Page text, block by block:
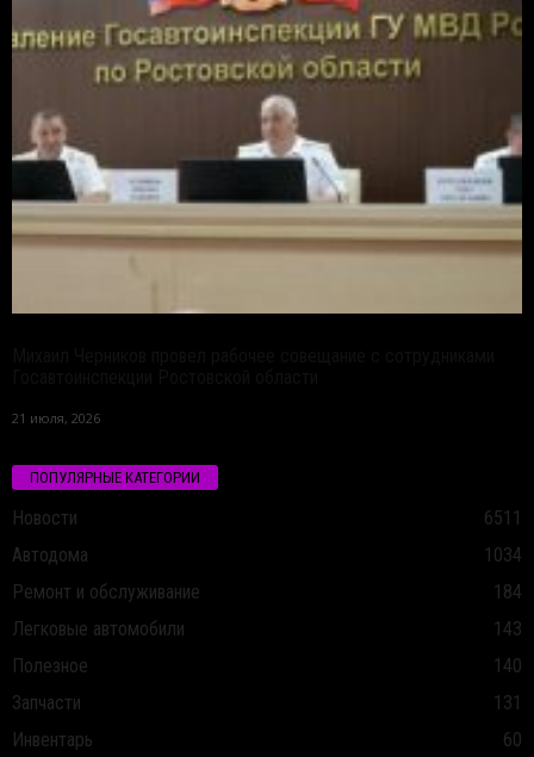
21 июля, 2026
ПОПУЛЯРНЫЕ КАТЕГОРИИ
Новости
6511
Автодома
1034
Ремонт и обслуживание
184
Легковые автомобили
143
Полезное
140
Запчасти
131
Инвентарь
60